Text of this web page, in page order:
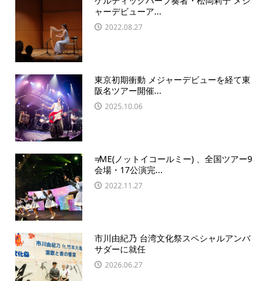
ャーデビューア...
2022.08.27
東京初期衝動 メジャーデビューを経て東
阪名ツアー開催...
2025.10.06
≠ME(ノットイコールミー) 、全国ツアー9
会場・17公演完...
2022.11.27
市川由紀乃 台湾文化祭スペシャルアンバ
サダーに就任
2026.06.27